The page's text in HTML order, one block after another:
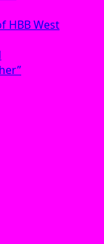
HBB West